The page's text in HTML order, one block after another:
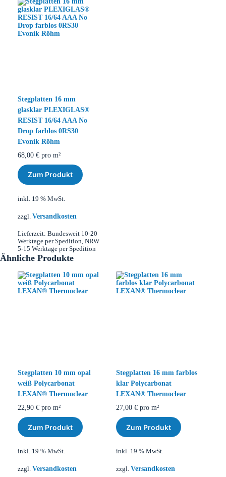
Stegplatten 16 mm
glasklar PLEXIGLAS®
RESIST 16/64 AAA No
Drop farblos 0RS30
Evonik Röhm
68,00 € pro m²
Zum Produkt
inkl. 19 % MwSt.
zzgl. Versandkosten
Lieferzeit: Bundesweit 10-20
Werktage per Spedition, NRW
5-15 Werktage per Spedition
Ähnliche Produkte
Stegplatten 10 mm opal
weiß Polycarbonat
LEXAN® Thermoclear
22,90 € pro m²
Zum Produkt
inkl. 19 % MwSt.
zzgl. Versandkosten
Stegplatten 16 mm farblos
klar Polycarbonat
LEXAN® Thermoclear
27,00 €pro m²
Zum Produkt
inkl. 19 % MwSt.
zzgl. Versandkosten